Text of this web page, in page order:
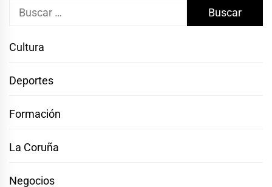
Buscar:
Cultura
Deportes
Formación
La Coruña
Negocios